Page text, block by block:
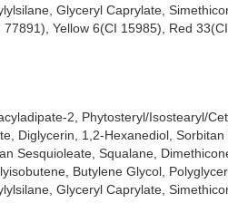
tươi tắn. Với kết cấu dạng tint lỏng
bóng “trong suốt như thuỷ tinh”.
giúp cung cấp độ ẩm sâu cho môi,
chế gây kích ứng.
Glyceryl Caprylate,
Yellow 6(CI 15985), Red
2, Phytosteryl/Isostearyl/
Diglycerin, 1,2-Hexanediol,
Sesquioleate, Squalane,
Butylene Glycol,
Glyceryl Caprylate,